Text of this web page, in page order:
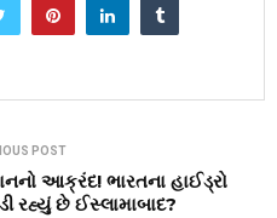
POST
આક્રંદ! ભારતના હાઈડ્રો
રહ્યું છે ઈસ્લામાબાદ?